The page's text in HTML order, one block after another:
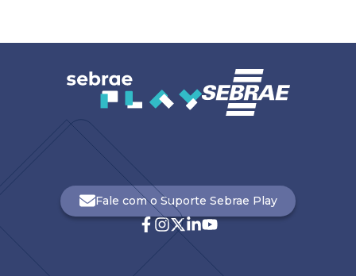
Fale com o Suporte Sebrae Play